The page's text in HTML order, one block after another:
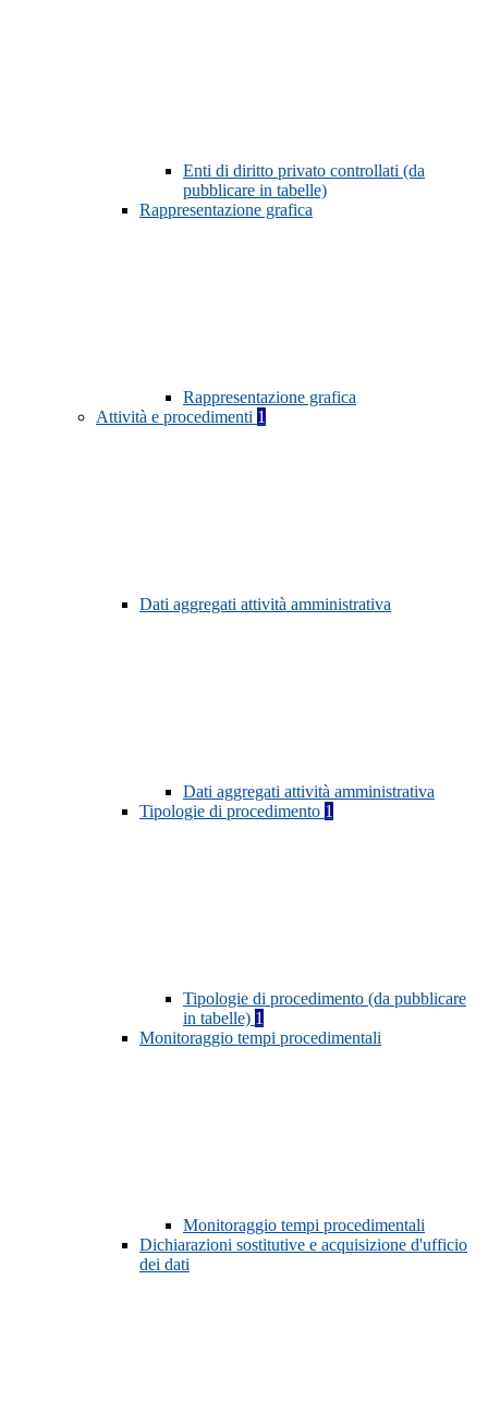
Enti di diritto privato controllati (da
pubblicare in tabelle)
Rappresentazione grafica
Rappresentazione grafica
Attività e procedimenti 1
Dati aggregati attività amministrativa
Dati aggregati attività amministrativa
Tipologie di procedimento 1
Tipologie di procedimento (da pubblicare
in tabelle) 1
Monitoraggio tempi procedimentali
Monitoraggio tempi procedimentali
Dichiarazioni sostitutive e acquisizione d'ufficio
dei dati